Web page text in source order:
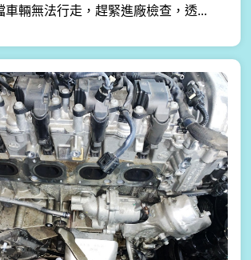
車輛無法行走，趕緊進廠檢查，透...